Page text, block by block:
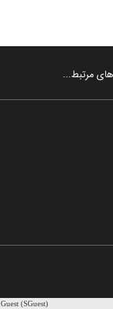
مرتبط...
Guest (SGuest)